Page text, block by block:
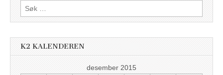
Søk
etter:
K2 KALENDEREN
desember 2015